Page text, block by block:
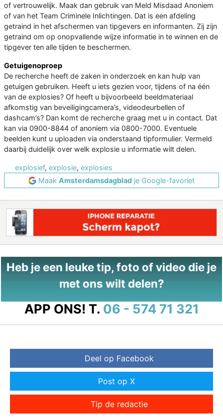
of vertrouwelijk. Maak dan gebruik van Meld Misdaad Anoniem
of van het Team Criminele Inlichtingen. Dat is een afdeling
getraind in het afschermen van tipgevers en informanten. Zij zijn
getraind om op onopvallende wijze informatie in te winnen en de
tipgever ten alle tijden te beschermen.
Getuigenoproep
De recherche heeft de zaken in onderzoek en kan hulp van
getuigen gebruiken. Heeft u iets gezien voor, tijdens of na één
van de explosies? Of heeft u bijvoorbeeld beeldmateriaal
afkomstig van beveiligingcamera’s, videodeurbellen of
dashcam’s? Dan komt de recherche graag met u in contact. Dat
kan via 0900-8844 of anoniem via 0800-7000. Eventuele
beelden kunt u uploaden via onderstaand tipformulier. Vermeld
daarbij duidelijk over welk explosie u informatie wilt delen.
explosief, explosie, explosies
Maak Amsterdamsdagblad je Google-favoriet
Heb je een leuke tip, foto of video die je
met ons wilt delen?
APP ONS! T. 06 - 574 71 321
Deel op Facebook
Post op X
Tip de redactie